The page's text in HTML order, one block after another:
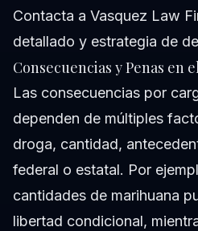
Contacta a Vasquez Law
detallado y estrategia de
Consecuencias y Penas en
Las consecuencias por
dependen de múltiples
droga, cantidad,
federal o estatal. Por
cantidades de marihuana
libertad condicional,